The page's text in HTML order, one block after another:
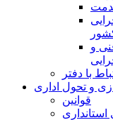
و
با دفتر
و تحول اداری
قوانین